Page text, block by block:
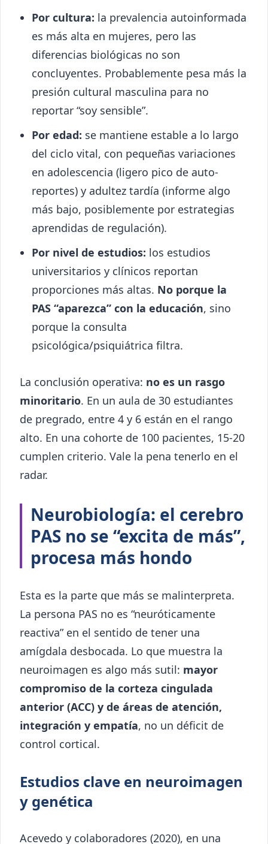
Por cultura: la prevalencia autoinformada
es más alta en mujeres, pero las
diferencias biológicas no son
concluyentes. Probablemente pesa más la
presión cultural masculina para no
reportar “soy sensible”.
Por edad: se mantiene estable a lo largo
del ciclo vital, con pequeñas variaciones
en adolescencia (ligero pico de auto-
reportes) y adultez tardía (informe algo
más bajo, posiblemente por estrategias
aprendidas de regulación).
Por nivel de estudios: los estudios
universitarios y clínicos reportan
proporciones más altas. No porque la
PAS “aparezca” con la educación, sino
porque la consulta
psicológica/psiquiátrica filtra.
La conclusión operativa: no es un rasgo
minoritario. En un aula de 30 estudiantes
de pregrado, entre 4 y 6 están en el rango
alto. En una cohorte de 100 pacientes, 15-20
cumplen criterio. Vale la pena tenerlo en el
radar.
Neurobiología: el cerebro
PAS no se “excita de más”,
procesa más hondo
Esta es la parte que más se malinterpreta.
La persona PAS no es “neuróticamente
reactiva” en el sentido de tener una
amígdala desbocada. Lo que muestra la
neuroimagen es algo más sutil: mayor
compromiso de la corteza cingulada
anterior (ACC) y de áreas de atención,
integración y empatía, no un déficit de
control cortical.
Estudios clave en neuroimagen
y genética
Acevedo y colaboradores (2020), en una